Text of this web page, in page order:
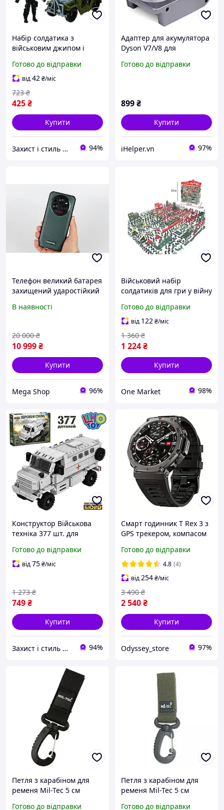
Набір солдатика з
військовим джипом і
MC-7854
Готово до відправки
від42₴/міс
425₴
723 ₴
Купити
Захист і стиль — в одному магазині 94%
Адаптер для акумулятора
Dyson V7/V8 для
Готово до відправки
899₴
Купити
iHelper.vn 97%
Телефон великий батарея
захищений ударостійкий
броньований смартфон
навчання та ігор
В наявності
10 999₴
20 000 ₴
Купити
Mega Shop 96%
Військовий набір
солдатиків для гри у війну
Готово до відправки
від 122₴/міс
1 224₴
1 360 ₴
Купити
One Market 98%
Конструктор Військова
техніка 377 шт. для
LimoToy MC-5536
Готово до відправки
від75₴/міс
749₴
1 273 ₴
Купити
Захист і стиль — в одному магазині 94%
Смарт годинник T Rex 3 з
GPS трекером, компасом
військових MIL-STD-810H
США
Готово до відправки
4.8 (4)
від254₴/міс
2 540₴
3 490 ₴
Купити
Odyssey_store 97%
Петля з карабіном для
ременя Mil-Tec 5 см
Готово до відправки
Петля з карабіном для
ременя Mil-Tec 5 см
Готово до відправки